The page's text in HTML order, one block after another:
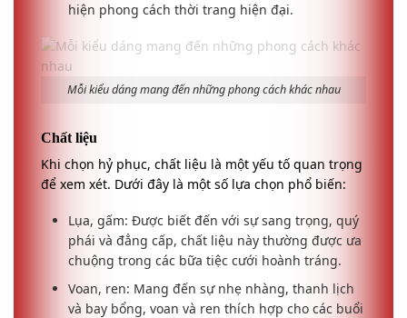
hiện phong cách thời trang hiện đại.
Mỗi kiểu dáng mang đến những phong cách khác nhau
Chất liệu
Khi chọn hỷ phục, chất liệu là một yếu tố quan trọng
để xem xét. Dưới đây là một số lựa chọn phổ biến:
Lụa, gấm: Được biết đến với sự sang trọng, quý
phái và đẳng cấp, chất liệu này thường được ưa
chuộng trong các bữa tiệc cưới hoành tráng.
Voan, ren: Mang đến sự nhẹ nhàng, thanh lịch
và bay bổng, voan và ren thích hợp cho các buổi